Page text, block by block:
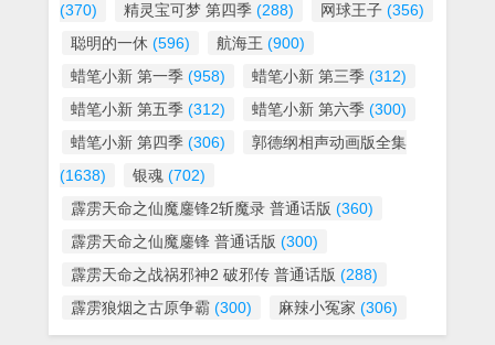
(370)
精灵宝可梦 第四季 (288) 网球王子 (356)
聪明的一休 (596) 航海王 (900)
蜡笔小新 第一季 (958) 蜡笔小新 第三季 (312)
蜡笔小新 第五季 (312) 蜡笔小新 第六季 (300)
蜡笔小新 第四季 (306)
郭德纲相声动画版全集
(1638)
银魂 (702)
霹雳天命之仙魔鏖锋2斩魔录 普通话版 (360)
霹雳天命之仙魔鏖锋 普通话版 (300)
霹雳天命之战祸邪神2 破邪传 普通话版 (288)
霹雳狼烟之古原争霸 (300) 麻辣小冤家 (306)